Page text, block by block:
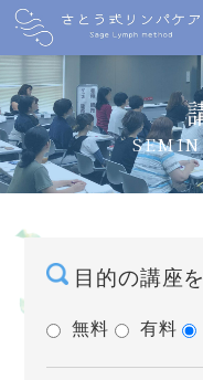
目的の講座
無料 有料